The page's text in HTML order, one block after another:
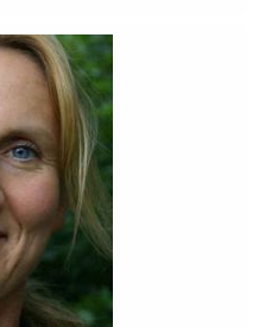
samtalar med KI-
Erik Andersson, som
för ohjälpsam
artikel på fof.se.